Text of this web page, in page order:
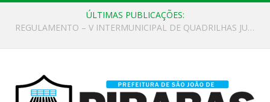
ÚLTIMAS PUBLICAÇÕES:
EDITAL DE CHAMAMENTO PÚBLICO Nº 02/2026